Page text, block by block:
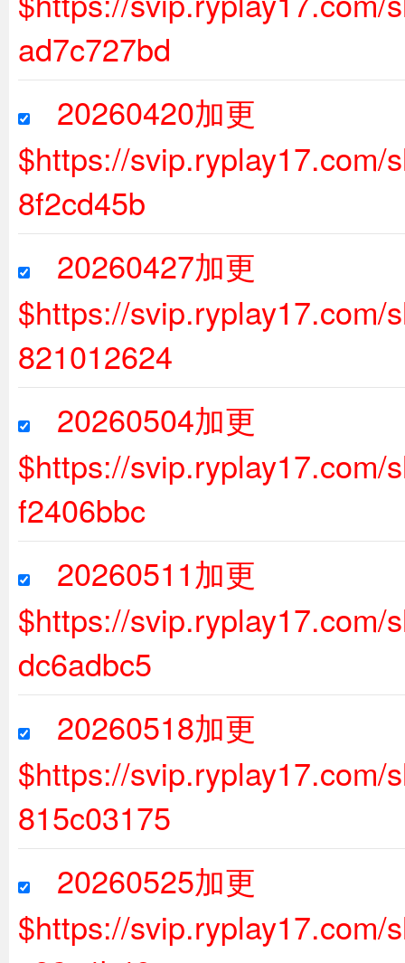
ad7c727bd
20260420加更
$https://svip.ryplay17.com/
8f2cd45b
20260427加更
$https://svip.ryplay17.com/
821012624
20260504加更
$https://svip.ryplay17.com/
f2406bbc
20260511加更
$https://svip.ryplay17.com/
dc6adbc5
20260518加更
$https://svip.ryplay17.com/
815c03175
20260525加更
$https://svip.ryplay17.com/